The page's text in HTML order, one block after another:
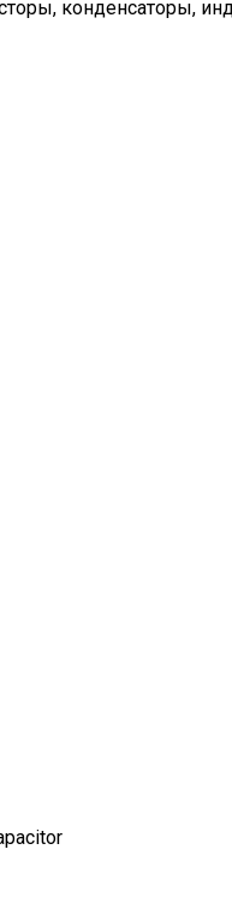
конденсаторы,